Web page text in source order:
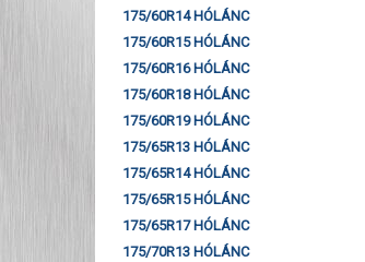
175/60R14 HÓLÁNC
175/60R15 HÓLÁNC
175/60R16 HÓLÁNC
175/60R18 HÓLÁNC
175/60R19 HÓLÁNC
175/65R13 HÓLÁNC
175/65R14 HÓLÁNC
175/65R15 HÓLÁNC
175/65R17 HÓLÁNC
175/70R13 HÓLÁNC